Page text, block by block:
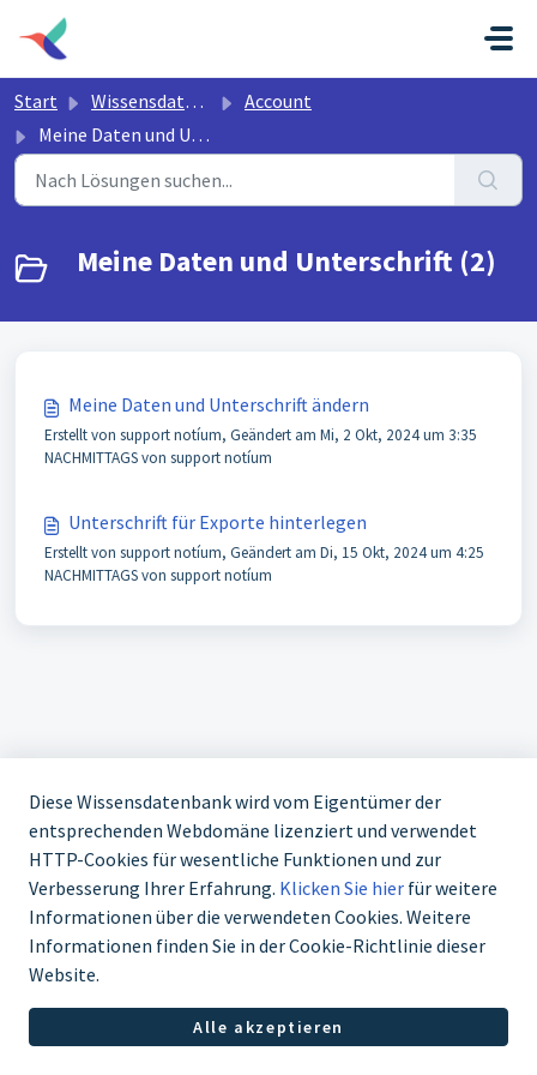
Zum hauptsächlichen Inhalt gehen
Start Wissensdatenbank
Account
Meine Daten und Unterschrift
Meine Daten und Unterschrift (2)
Meine Daten und Unterschrift ändern
Erstellt von support notíum, Geändert am Mi, 2 Okt, 2024 um 3:35
NACHMITTAGS von support notíum
Unterschrift für Exporte hinterlegen
Erstellt von support notíum, Geändert am Di, 15 Okt, 2024 um 4:25
NACHMITTAGS von support notíum
Diese Wissensdatenbank wird vom Eigentümer der
entsprechenden Webdomäne lizenziert und verwendet
HTTP-Cookies für wesentliche Funktionen und zur
Verbesserung Ihrer Erfahrung. Klicken Sie hier für weitere
Informationen über die verwendeten Cookies. Weitere
Informationen finden Sie in der Cookie-Richtlinie dieser
Website.
Alle akzeptieren